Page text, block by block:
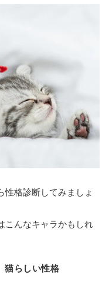
性格診断してみましょ
こんなキャラかもしれ
しい性格